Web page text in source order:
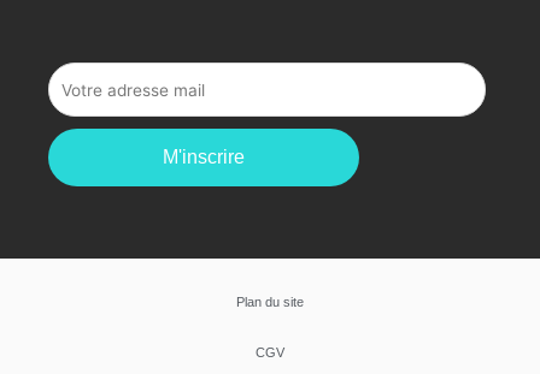
M'inscrire
Plan du site
CGV